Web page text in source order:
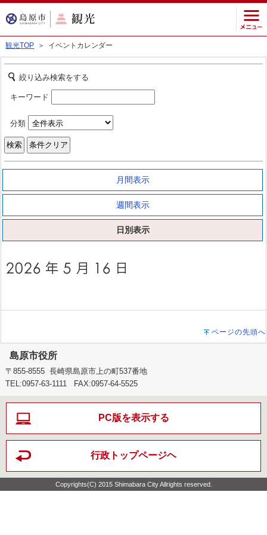
観光TOP ＞ イベントカレンダー
絞り込み検索をする
キーワード
分類
月間表示
週間表示
日別表示
ページの先頭へ
島原市役所
〒855-8555 長崎県島原市上の町537番地
TEL:0957-63-1111 FAX:0957-64-5525
PC版を表示する
行政トップページヘ
Copyrights(C) 2015 Shimabara City Allrights reserved.